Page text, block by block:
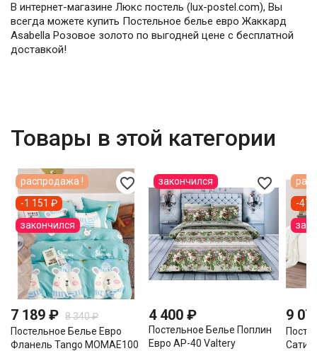
В интернет-магазине Люкс постель (lux-postel.com), Вы
всегда можете купить Постельное белье евро Жаккард
Asabella Розовое золото по выгодней цене с бесплатной
доставкой!
Товары в этой категории
favorite_border
7 189 ₽ 8 340 ₽
Постельное Белье Евро
Фланель Tango MOMAE100
распродажа !
-1 151 ₽
закончился
favorite_border
4 400 ₽
Постельное Белье Поплин
Евро AP-40 Valtery
закончился
9
Сатин
-